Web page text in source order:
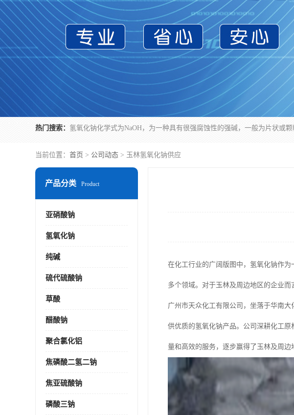
热门搜索：
当前位置： 首页 > 公司动态 > 玉林氢氧化钠供应
产品分类 Product
亚硝酸钠
氢氧化钠
纯碱
硫代硫酸钠
草酸
醋酸钠
聚合氯化铝
焦磷酸二氢二钠
焦亚硫酸钠
磷酸三钠
在化工行业的广阔版图中，氢氧化钠作
多个领域。对于玉林及周边地区的企业
广州市天众化工有限公司，坐落于华南
供优质的氢氧化钠产品。公司深耕化工
量和高效的服务，逐步赢得了玉林及周边